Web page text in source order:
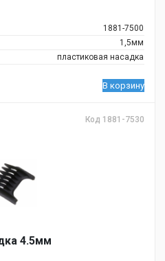
1881-7500
1,5мм
пластиковая насадка
В корзину
Код 1881-7530
4.5мм